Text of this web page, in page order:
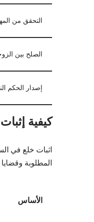
التحقق من
الصلح بين
إصدار الحكم
كيفية
اثبات خلع في
المطلوبة
الأساس